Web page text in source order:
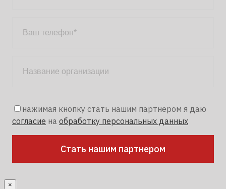
нажимая кнопку стать нашим партнером я даю
согласие на обработку персональных данных
×